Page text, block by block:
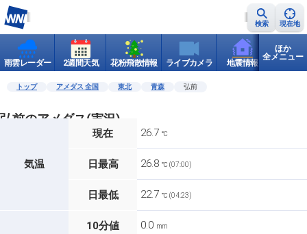
検索 現在地
雨雲レーダー 2週間天気 花粉飛散情報 ライブカメラ 地震情報 世界天
ほか
全メニュー
トップ アメダス 全国 東北 青森 弘前
弘前のアメダス(実況)
気温
現在 26.7 ℃
日最高 26.8 ℃ (07:00)
日最低 22.7 ℃ (04:23)
10分値 0.0 mm